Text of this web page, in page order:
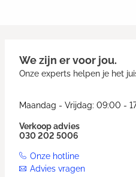
We zijn er voor jou.
Onze experts helpen je het
Maandag - Vrijdag: 09:00 -
Verkoop advies
030 202 5006
Onze hotline
Advies vragen